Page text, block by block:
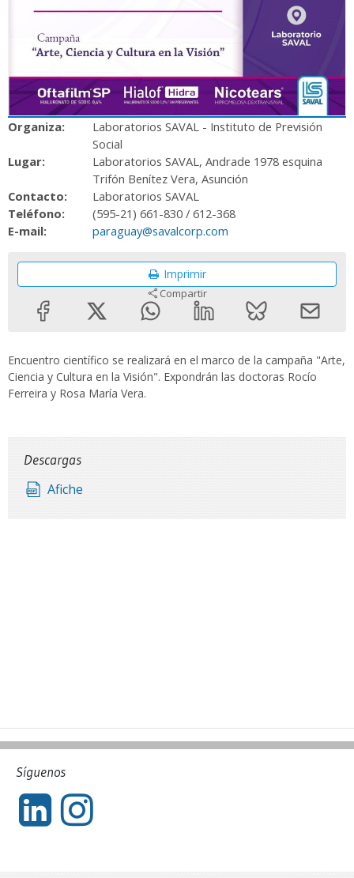
Organiza:
Laboratorios SAVAL - Instituto de Previsión
Social
Lugar:
Laboratorios SAVAL, Andrade 1978 esquina
Trifón Benítez Vera, Asunción
Contacto:
Laboratorios SAVAL
Teléfono:
(595-21) 661-830 / 612-368
E-mail:
paraguay@savalcorp.com
Imprimir
Compartir
Encuentro científico se realizará en el marco de la campaña "Arte,
Ciencia y Cultura en la Visión". Expondrán las doctoras Rocío
Ferreira y Rosa María Vera.
Descargas
Afiche
Síguenos